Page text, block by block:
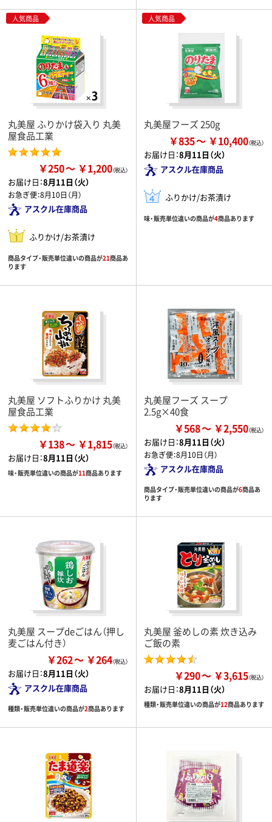
人気商品
丸美屋 ふりかけ袋入り 丸美
屋食品工業
￥250 ￥1,200
お届け日：8月11日（火）
お急ぎ便：8月10日（月）
アスクル在庫商品
ふりかけ/お茶漬け
商品タイプ・販売単位違いの商品が21商品あ
ります
人気商品
丸美屋フーズ 250g
￥835 ￥10,400
お届け日：8月11日（火）
アスクル在庫商品
ふりかけ/お茶漬け
味・販売単位違いの商品が4商品あります
丸美屋 ソフトふりかけ 丸美
屋食品工業
￥138 ￥1,815
お届け日：8月11日（火）
味・販売単位違いの商品が11商品あります
丸美屋フーズ スープ
2.5g×40食
￥568 ￥2,550
お届け日：8月11日（火）
お急ぎ便：8月10日（月）
アスクル在庫商品
商品タイプ・販売単位違いの商品が6商品あ
ります
丸美屋 スープdeごはん（押し
麦ごはん付き）
￥262 ￥264
お届け日：8月11日（火）
アスクル在庫商品
種類・販売単位違いの商品が2商品あります
丸美屋 釜めしの素 炊き込み
ご飯の素
￥290 ￥3,615
お届け日：8月11日（火）
種類・販売単位違いの商品が12商品あります